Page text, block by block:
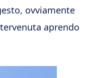
ovviamente
aprendo